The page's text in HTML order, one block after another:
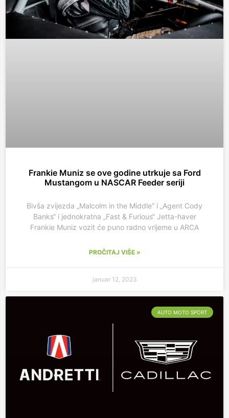
Frankie Muniz se ove godine utrkuje sa Ford
Mustangom u NASCAR Feeder seriji
Bivša zvijezda „Malcolm in the Middle“ i „Agent Cody
Banks“ i jednokratna „Fast & Furious“ Jetta-haver
Frankie Muniz vozit će puno radno vrijeme u ARCA
PROČITAJ VIŠE »
januar 12, 2023
AUTO MOTO SPORT